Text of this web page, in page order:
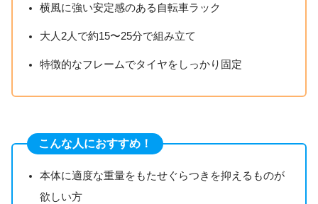
横風に強い安定感のある自転車ラック
大人2人で約15〜25分で組み立て
特徴的なフレームでタイヤをしっかり固定
こんな人におすすめ！
本体に適度な重量をもたせぐらつきを抑えるものが
欲しい方